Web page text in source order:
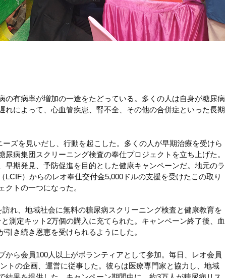
の有病率が増加の一途をたどっている。多くの人は自身が糖尿病
れによって、心血管疾患、腎不全、その他の合併症といった長期
ズを見いだし、行動を起こした。多くの人が早期治療を受けら
病集団スクリーニング検査の奉仕プロジェクトを立ち上げた。
早期発見、予防促進を目的とした健康キャンペーンだ。地元のラ
）からのレオ奉仕交付金5,000ドルの支援を受けたこの取り
トの一つになった。
れ、地域社会に無料の糖尿病スクリーニング検査と健康教育を
測定キット2万個の購入に充てられた。キャンペーン終了後、血
き続き恩恵を受けられるようにした。
から会員100人以上がボランティアとして参加。毎日、レオ会員
トの企画、運営に従事した。彼らは医療専門家と協力し、地域